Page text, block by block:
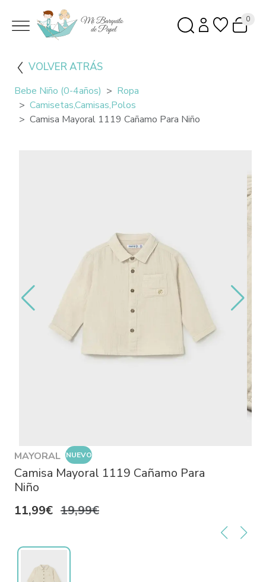
0
VOLVER ATRÁS
Bebe Niño (0-4años)
Ropa
Camisetas,camisas,polos
Camisa Mayoral 1119 Cañamo Para Niño
MAYORAL NUEVO
Camisa Mayoral 1119 Cañamo Para
Niño
11,99€ 19,99€